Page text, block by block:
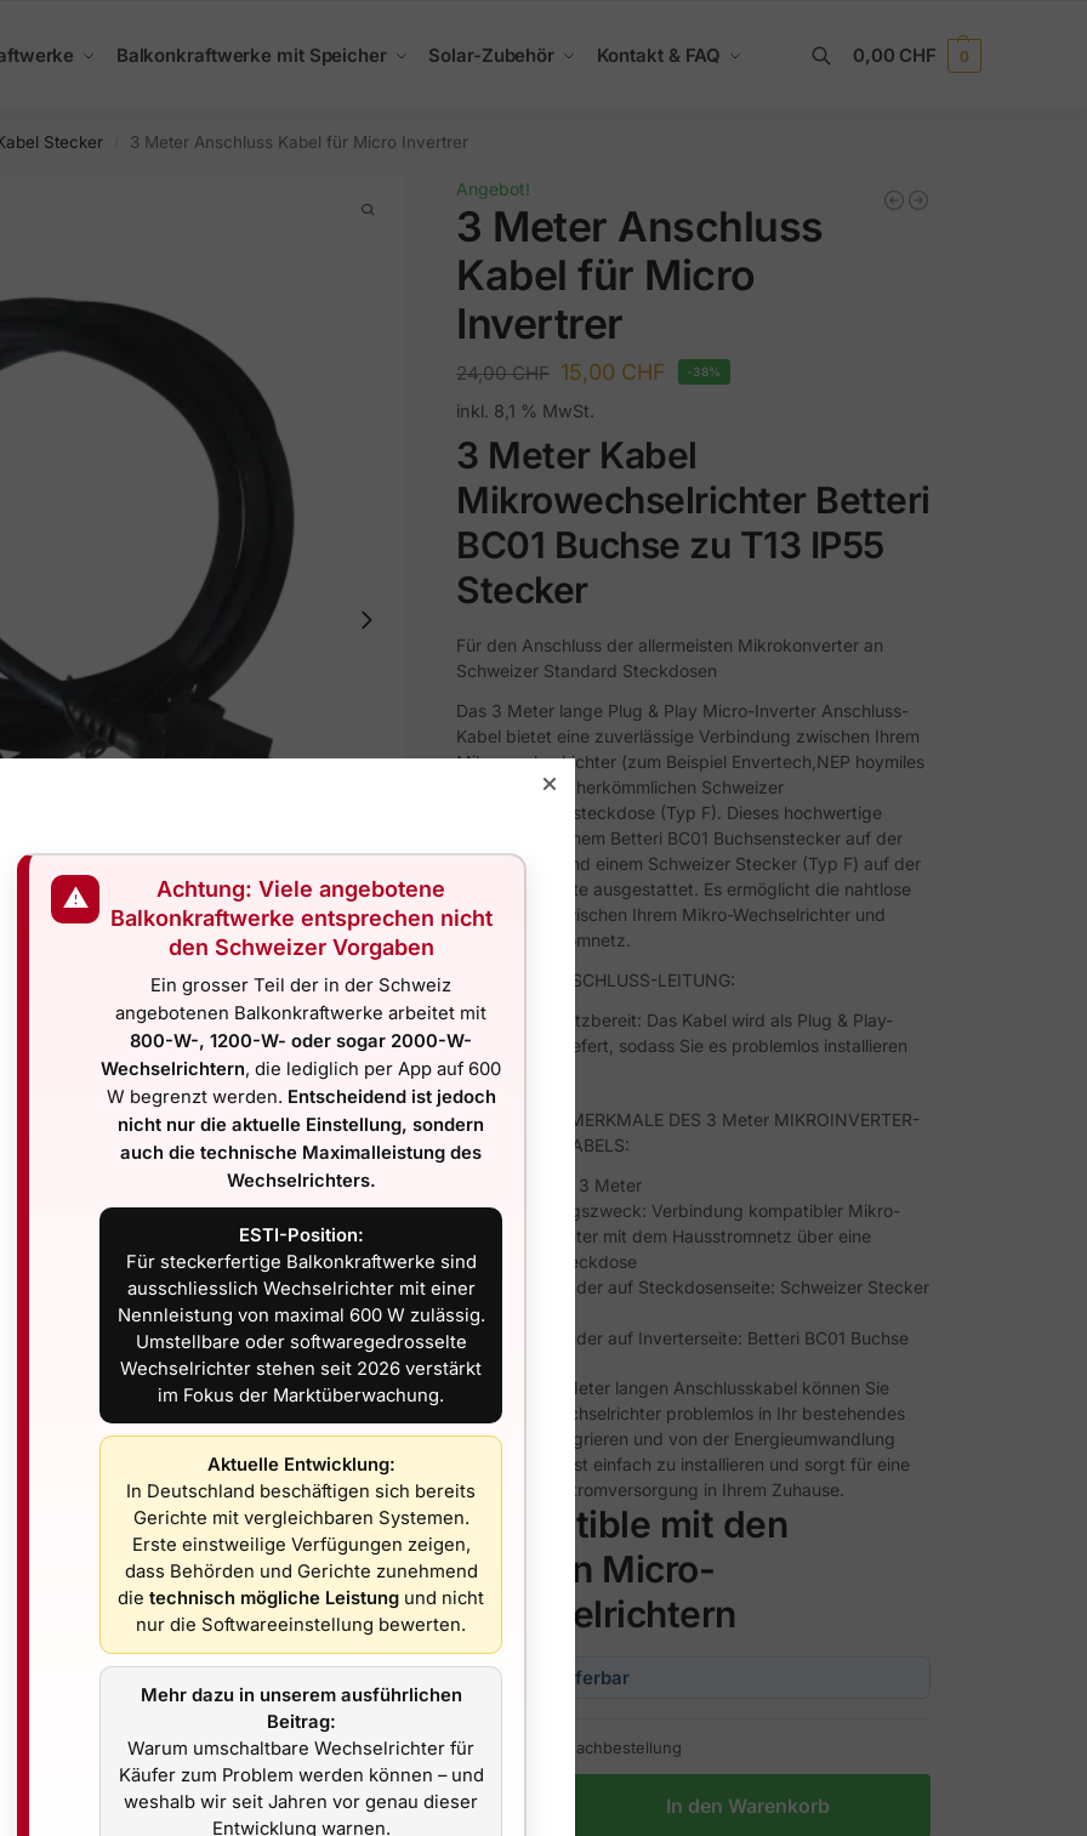
Balkonkraftwerke mit Speicher Solar-Zubehör Kontakt & FAQ 0,00 CHF 0
Stecker 3 Meter Anschluss Kabel für Micro Invertrer
Angebot!
3 Meter Anschluss
Kabel für Micro
Invertrer
24,00CHF 15,00 CHF -38%
inkl. 8,1 % MwSt.
3 Meter Kabel
Mikrowechselrichter Betteri
BC01 Buchse zu T13 IP55
Stecker
Für den Anschluss der allermeisten Mikrokonverter an
Schweizer Standard Steckdosen
Das 3 Meter lange Plug & Play Micro-Inverter Anschluss-
Kabel bietet eine zuverlässige Verbindung zwischen Ihrem
Mikrowechselrichter (zum Beispiel Envertech,NEP hoymiles
etc.) und einer herkömmlichen Schweizer
Schutzkontaktsteckdose (Typ F). Dieses hochwertige
Kabel ist mit einem Betteri BC01 Buchsenstecker auf der
Inverterseite und einem Schweizer Stecker (Typ F) auf der
Steckdosenseite ausgestattet. Es ermöglicht die nahtlose
Verbindung zwischen Ihrem Mikro-Wechselrichter und
Ihrem Hausstromnetz.
INVERTER-ANSCHLUSS-LEITUNG:
Sofort einsatzbereit: Das Kabel wird als Plug & Play-
Version geliefert, sodass Sie es problemlos installieren
können.
TECHNISCHE MERKMALE DES 3 Meter MIKROINVERTER-
ANSCHLUSSKABELS:
Kabellänge: 3 Meter
Verwendungszweck: Verbindung kompatibler Mikro-
Wechselrichter mit dem Hausstromnetz über eine
Einspeisesteckdose
Steckverbinder auf Steckdosenseite: Schweizer Stecker
Steckverbinder auf Inverterseite: Betteri BC01 Buchse
Mit diesem 5 Meter langen Anschlusskabel können Sie
Ihren Mikrowechselrichter problemlos in Ihr bestehendes
Stromnetz integrieren und von der Energieumwandlung
profitieren. Es ist einfach zu installieren und sorgt für eine
zuverlässige Stromversorgung in Ihrem Zuhause.
Kompatible mit den
mesiten Micro-
Wechselrichtern
Sofort Lieferbar
Verfügbar bei Nachbestellung
In den Warenkorb
⚠
Achtung: Viele angebotene
Balkonkraftwerke entsprechen nicht
den Schweizer Vorgaben
Ein grosser Teil der in der Schweiz
angebotenen Balkonkraftwerke arbeitet mit
800-W-, 1200-W- oder sogar 2000-W-
Wechselrichtern, die lediglich per App auf 600
W begrenzt werden. Entscheidend ist jedoch
nicht nur die aktuelle Einstellung, sondern
auch die technische Maximalleistung des
Wechselrichters.
ESTI-Position:
Für steckerfertige Balkonkraftwerke sind
ausschliesslich Wechselrichter mit einer
Nennleistung von maximal 600 W zulässig.
Umstellbare oder softwaregedrosselte
Wechselrichter stehen seit 2026 verstärkt
im Fokus der Marktüberwachung.
Aktuelle Entwicklung:
In Deutschland beschäftigen sich bereits
Gerichte mit vergleichbaren Systemen.
Erste einstweilige Verfügungen zeigen,
dass Behörden und Gerichte zunehmend
die technisch mögliche Leistung und nicht
nur die Softwareeinstellung bewerten.
Mehr dazu in unserem ausführlichen
Beitrag:
Warum umschaltbare Wechselrichter für
Käufer zum Problem werden können – und
weshalb wir seit Jahren vor genau dieser
Entwicklung warnen.